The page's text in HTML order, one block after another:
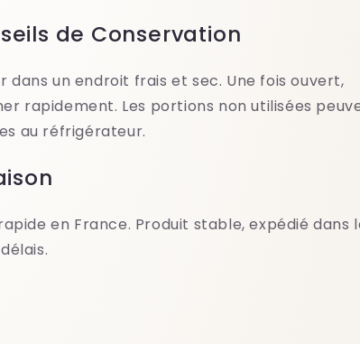
de Conservation
dans un endroit frais et sec. Une fois ouvert,
rapidement. Les portions non utilisées
au réfrigérateur.
en France. Produit stable, expédié dans